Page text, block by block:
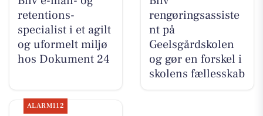
retentions-
specialist i et agilt
og uformelt miljø
hos Dokument 24
rengøringsassiste
nt på
Geelsgårdskolen
og gør en forskel i
skolens fællesskab
ALARM112